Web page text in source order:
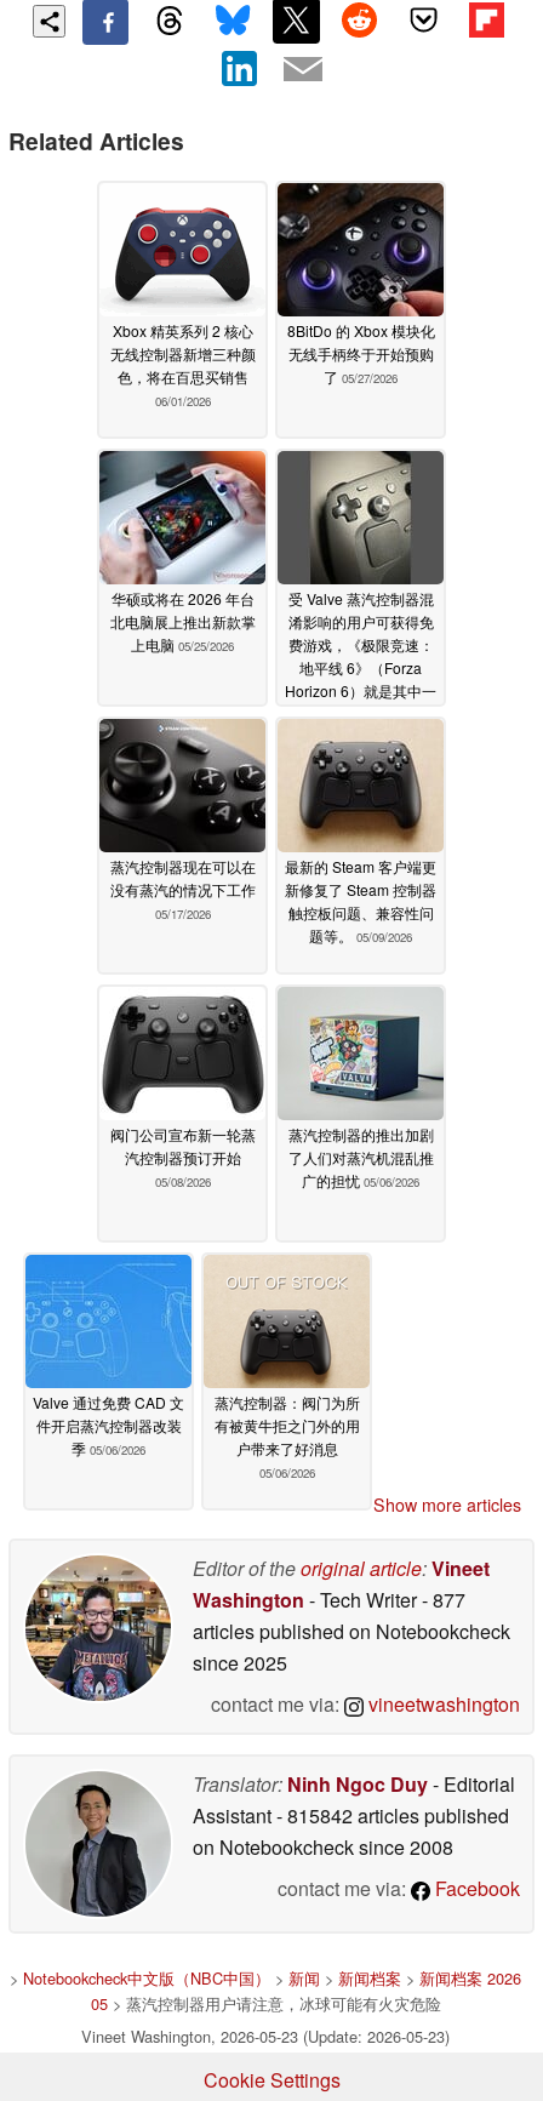
Related Articles
Xbox 精英系列 2 核心
无线控制器新增三种颜
色，将在百思买销售
06/01/2026
8BitDo 的 Xbox 模块化
无线手柄终于开始预购
了 05/27/2026
华硕或将在 2026 年台
北电脑展上推出新款掌
上电脑 05/25/2026
受 Valve 蒸汽控制器混
淆影响的用户可获得免
费游戏，《极限竞速：
地平线 6》（Forza
Horizon 6）就是其中一
05/17/2026
蒸汽控制器现在可以在
没有蒸汽的情况下工作
05/17/2026
最新的 Steam 客户端更
新修复了 Steam 控制器
触控板问题、兼容性问
题等。
05/09/2026
阀门公司宣布新一轮蒸
汽控制器预订开始
05/08/2026
蒸汽控制器的推出加剧
了人们对蒸汽机混乱推
广的担忧 05/06/2026
Valve 通过免费 CAD 文
件开启蒸汽控制器改装
季 05/06/2026
蒸汽控制器：阀门为所
有被黄牛拒之门外的用
户带来了好消息
05/06/2026
Show more articles
Editor of theoriginal article:Vineet
Washington - Tech Writer- 877
articles published on Notebookcheck
since 2025
contact me via:
vineetwashington
Translator: Ninh Ngoc Duy- Editorial
Assistant- 815842 articles published
on Notebookchecksince 2008
contact me via:
Facebook
> Notebookcheck中文版（NBC中国） > 新闻 > 新闻档案 > 新闻档案 2026
05> 蒸汽控制器用户请注意，冰球可能有火灾危险
Vineet Washington, 2026-05-23 (Update: 2026-05-23)
Cookie Settings